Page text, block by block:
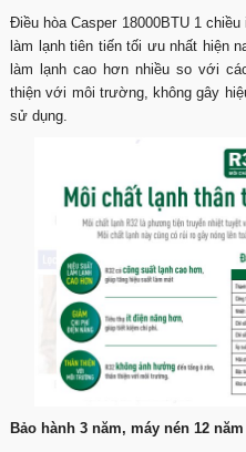
Điều hòa Casper 18000BTU 1
làm lạnh tiên tiến tối ưu nhất hiện
làm lạnh cao hơn nhiều so với
thiện với môi trường, không gây
sử dụng.
Bảo hành 3 năm, máy nén 12